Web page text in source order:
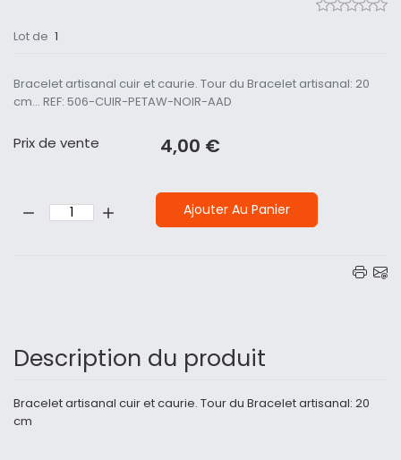
Lot de 1
Bracelet artisanal cuir et caurie. Tour du Bracelet artisanal: 20
cm... REF: 506-CUIR-PETAW-NOIR-AAD
Prix ​​de vente 4,00 €
Ajouter Au Panier
Description du produit
Bracelet artisanal cuir et caurie. Tour du Bracelet artisanal: 20
cm